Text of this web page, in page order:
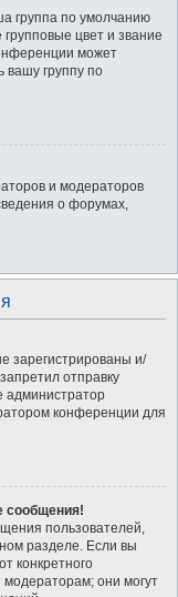
группа по умолчанию
групповые цвет и звание
может
вашу группу по
и модераторов
о форумах,
зарегистрированы и/
отправку
администратор
конференции для
сообщения!
пользователей,
разделе. Если вы
конкретного
они могут